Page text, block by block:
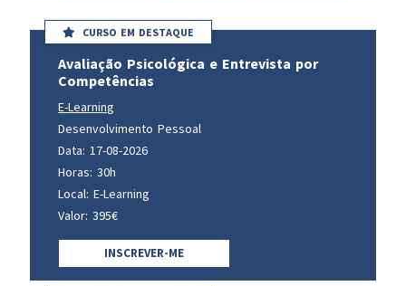
CURSO EM DESTAQUE
Avaliação Psicológica e Entrevista por
Competências
E-Learning
Desenvolvimento Pessoal
Data: 17-08-2026
Horas: 30h
Local: E-Learning
Valor: 395€
INSCREVER-ME